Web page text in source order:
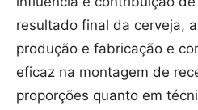
resultado final da cerveja,
produção e fabricação e
eficaz na montagem de
proporções quanto em